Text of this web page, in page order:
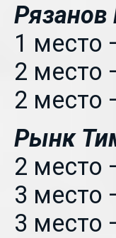
Рязанов
1 место
2 место
2 место
Рынк
2 место
3 место
3 место